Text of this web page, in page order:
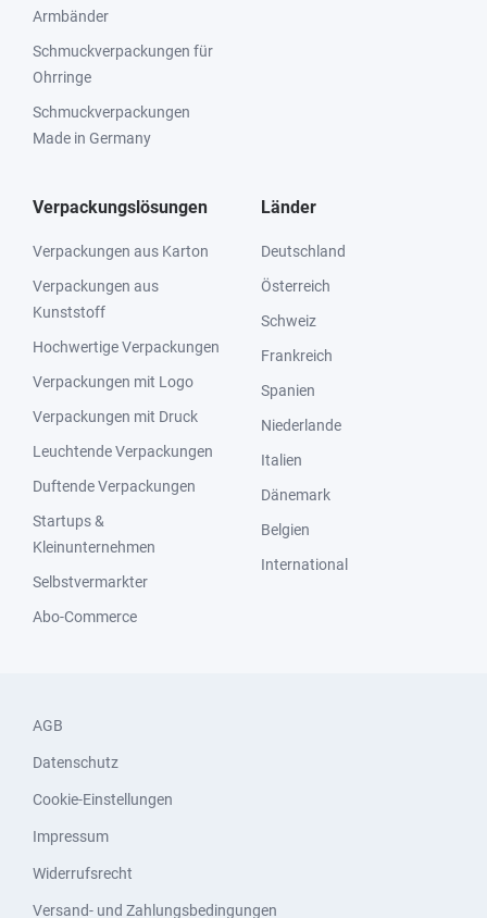
Armbänder
Schmuckverpackungen für
Ohrringe
Schmuckverpackungen
Made in Germany
Verpackungslösungen
Verpackungen aus Karton
Verpackungen aus
Kunststoff
Hochwertige Verpackungen
Verpackungen mit Logo
Verpackungen mit Druck
Leuchtende Verpackungen
Duftende Verpackungen
Startups &
Kleinunternehmen
Selbstvermarkter
Abo-Commerce
Länder
Deutschland
Österreich
Schweiz
Frankreich
Spanien
Niederlande
Italien
Dänemark
Belgien
International
AGB
Datenschutz
Cookie-Einstellungen
Impressum
Widerrufsrecht
Versand- und Zahlungsbedingungen